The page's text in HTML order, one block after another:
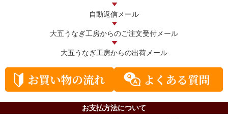
自動返信メール
大五うなぎ工房からのご注文受付メール
大五うなぎ工房からの出荷メール
お支払方法について